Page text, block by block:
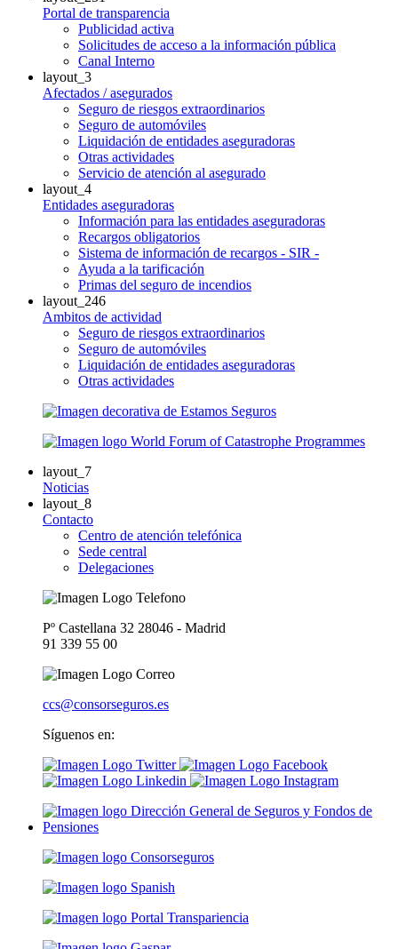
Portal de transparencia
Publicidad activa
Solicitudes de acceso a la información pública
Canal Interno
layout_3
Afectados / asegurados
Seguro de riesgos extraordinarios
Seguro de automóviles
Liquidación de entidades aseguradoras
Otras actividades
Servicio de atención al asegurado
layout_4
Entidades aseguradoras
Información para las entidades aseguradoras
Recargos obligatorios
Sistema de información de recargos - SIR -
Ayuda a la tarificación
Primas del seguro de incendios
layout_246
Ambitos de actividad
Seguro de riesgos extraordinarios
Seguro de automóviles
Liquidación de entidades aseguradoras
Otras actividades
layout_7
Noticias
layout_8
Contacto
Centro de atención telefónica
Sede central
Delegaciones
Pº Castellana 32 28046 - Madrid
91 339 55 00
ccs@consorseguros.es
Síguenos en: